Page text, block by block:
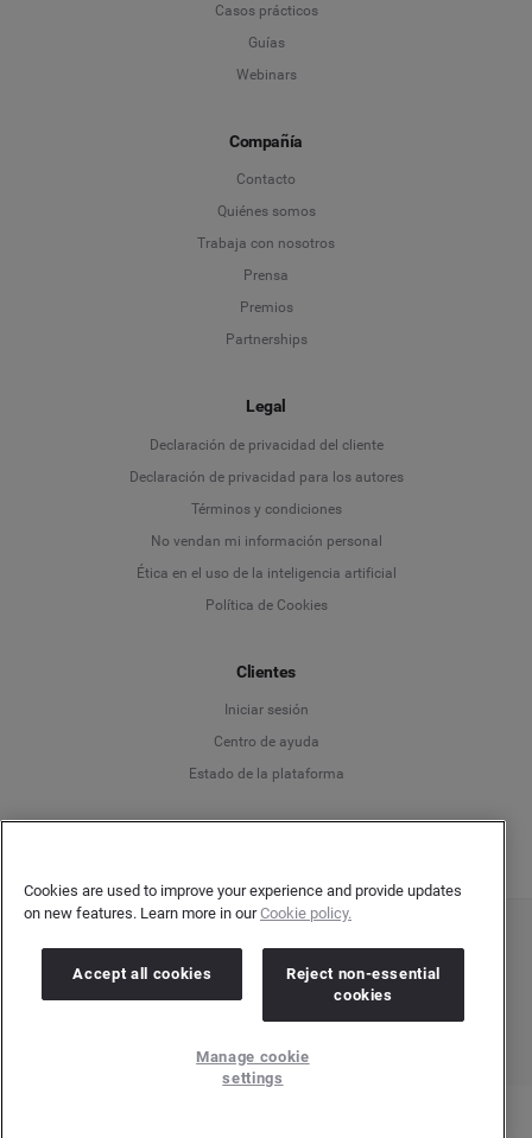
Casos prácticos
Guías
Webinars
Compañía
Contacto
Quiénes somos
Trabaja con nosotros
Prensa
Premios
Partnerships
Legal
Declaración de privacidad del cliente
Declaración de privacidad para los autores
Términos y condiciones
No vendan mi información personal
Ética en el uso de la inteligencia artificial
Política de Cookies
Clientes
Iniciar sesión
Centro de ayuda
Estado de la plataforma
Copyright © 2026 Brandwatch. Todos los derechos reservados. Cision Group Ltd, 7th
Company number: 03898053 | VAT number: 754 750 710
Cookies are used to improve your experience and provide updates
on new features. Learn more in ourCookie policy.
Accept all cookies
Reject non-essential
cookies
Manage cookie
settings